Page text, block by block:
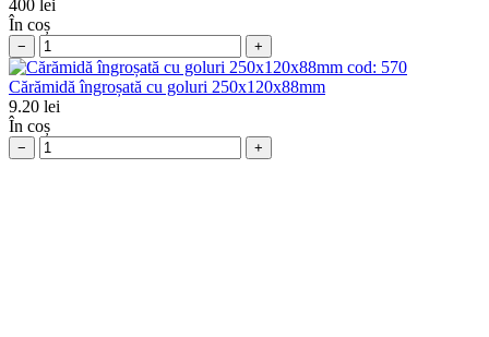
400 lei
În coș
− +
cod: 570
Cărămidă îngroșată cu goluri 250x120x88mm
9.20 lei
În coș
− +